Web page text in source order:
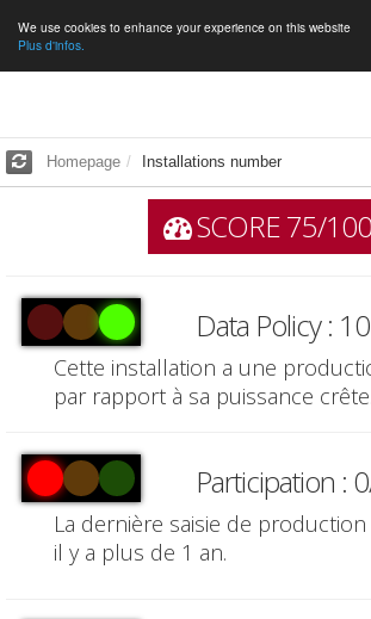
We use cookies to enhance your experience on this website
Plus d'infos.
Homepage Installations number
SCORE 75/100
Data Policy :
Cette installation a une
par rapport à sa puissance crête.
Participation :
La dernière saisie de
il y a plus de 1 an.